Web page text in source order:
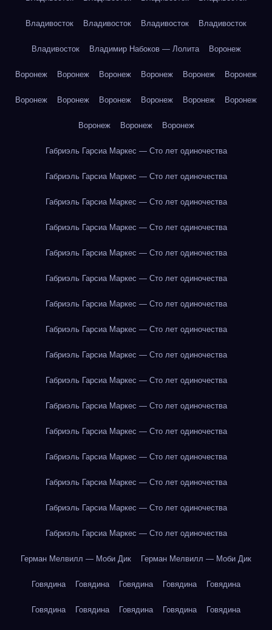
Владивосток Владивосток Владивосток Владивосток
Владивосток Владимир Набоков — Лолита Воронеж
Воронеж Воронеж Воронеж Воронеж Воронеж Воронеж
Воронеж Воронеж Воронеж Воронеж Воронеж Воронеж
Воронеж Воронеж Воронеж
Габриэль Гарсиа Маркес — Сто лет одиночества
Габриэль Гарсиа Маркес — Сто лет одиночества
Габриэль Гарсиа Маркес — Сто лет одиночества
Габриэль Гарсиа Маркес — Сто лет одиночества
Габриэль Гарсиа Маркес — Сто лет одиночества
Габриэль Гарсиа Маркес — Сто лет одиночества
Габриэль Гарсиа Маркес — Сто лет одиночества
Габриэль Гарсиа Маркес — Сто лет одиночества
Габриэль Гарсиа Маркес — Сто лет одиночества
Габриэль Гарсиа Маркес — Сто лет одиночества
Габриэль Гарсиа Маркес — Сто лет одиночества
Габриэль Гарсиа Маркес — Сто лет одиночества
Габриэль Гарсиа Маркес — Сто лет одиночества
Габриэль Гарсиа Маркес — Сто лет одиночества
Габриэль Гарсиа Маркес — Сто лет одиночества
Габриэль Гарсиа Маркес — Сто лет одиночества
Герман Мелвилл — Моби Дик Герман Мелвилл — Моби Дик
Говядина Говядина Говядина Говядина Говядина
Говядина Говядина Говядина Говядина Говядина